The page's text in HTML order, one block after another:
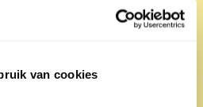
van cookies